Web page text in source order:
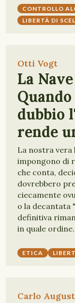
CONTROLLO
LIBERTÀ DI
Otti Vogt
La
dubbio
rende
La nostra vera
impongono di
che conta,
dovrebbero
ciecamente
o la decantata
definitiva
in quale ordine.
ETICA
Carlo